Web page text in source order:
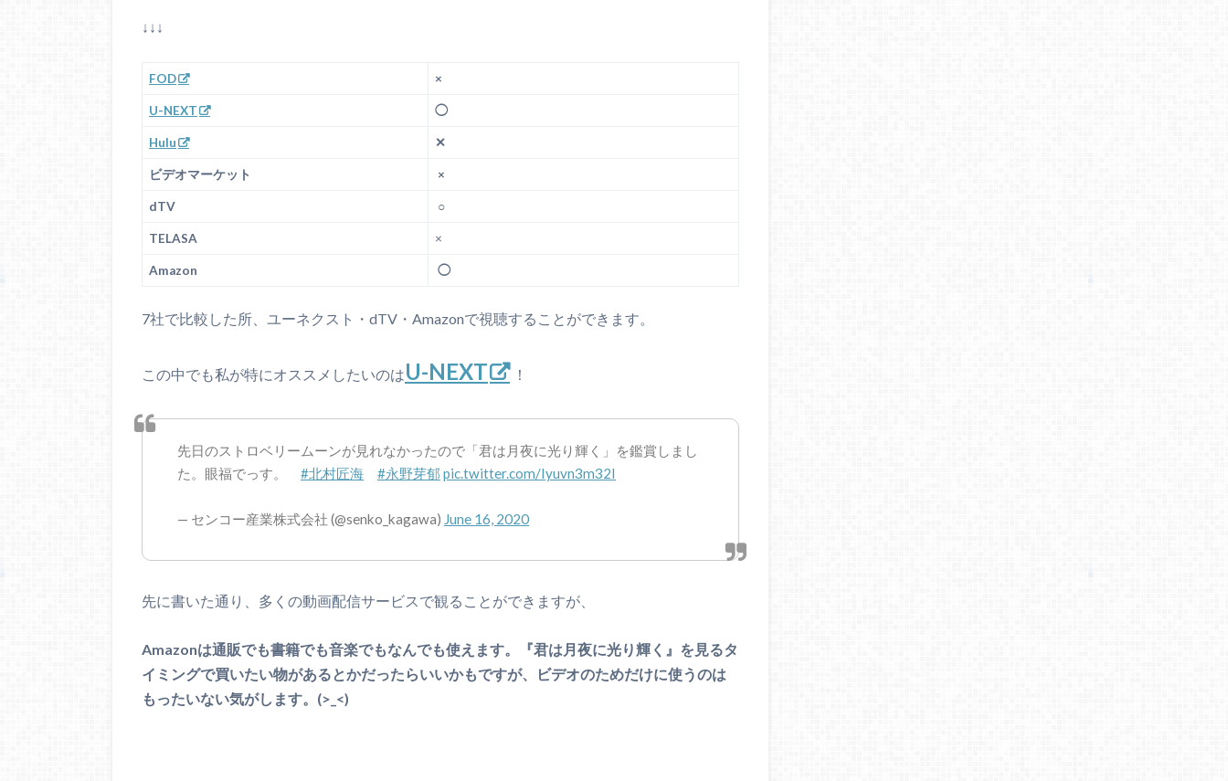
↓↓↓
FOD ×
U-NEXT ◯
Hulu ✕
ビデオマーケット ×
dTV ○
TELASA ×
Amazon ◯
7社で比較した所、ユーネクスト・dTV・Amazonで視聴することができます。
この中でも私が特にオススメしたいのはU-NEXT ！
先日のストロベリームーンが見れなかったので「君は月夜に光り輝く」を鑑賞しまし
た。眼福でっす。 #北村匠海 #永野芽郁 pic.twitter.com/Iyuvn3m32I
— センコー産業株式会社 (@senko_kagawa) June 16, 2020
先に書いた通り、多くの動画配信サービスで観ることができますが、
Amazonは通販でも書籍でも音楽でもなんでも使えます。『君は月夜に光り輝く 』を見るタ
イミングで買いたい物があるとかだったらいいかもですが、ビデオのためだけに使うのは
もったいない気がします。(>_<)